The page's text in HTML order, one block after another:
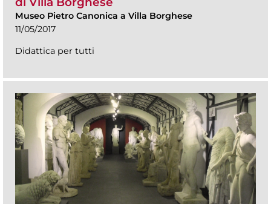
Museo Pietro Canonica a Villa Borghese
11/05/2017
Didattica per tutti